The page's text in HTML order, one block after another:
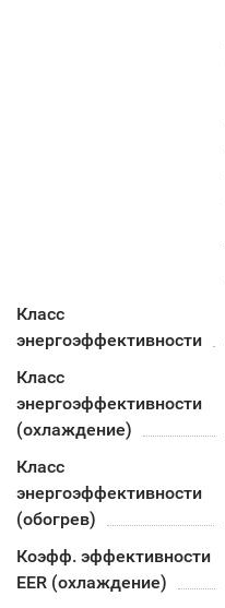
Класс
энергоэффективности
Класс
энергоэффективности
(охлаждение)
Класс
энергоэффективности
(обогрев)
Коэфф. эффективности
EER (охлаждение)